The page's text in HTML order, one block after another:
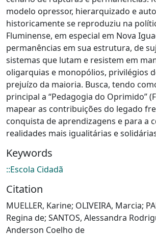
modelo opressor, hierarquizado e
historicamente se reproduziu na
Fluminense, em especial em Nova
permanências em sua estrutura, de
sistemas que lutam e resistem em
oligarquias e monopólios, privilégios
prejuízo da maioria. Busca, tendo
principal a “Pedagogia do Oprimido”
mapear as contribuições do legado
conquista de aprendizagens e para a
realidades mais igualitárias e
Keywords
::Escola Cidadã
Citation
MUELLER, Karine; OLIVEIRA, Marcia;
Regina de; SANTOS, Alessandra
Anderson Coelho de